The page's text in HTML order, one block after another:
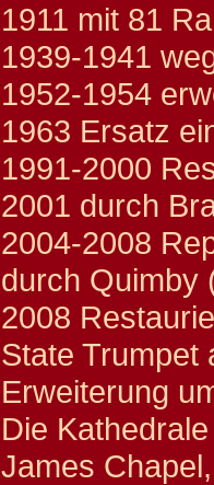
1911 mit 81
1939-1941
1952-1954
1963 Ersatz
1991-2000
2001 durch
2004-2008
durch Quimby
2008
State Trumpet
Erweiterung
Die
James